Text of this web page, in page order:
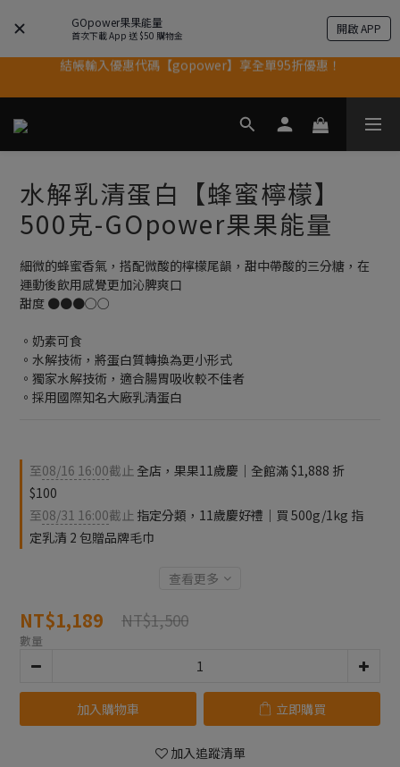
GOpower果果能量
首次下載 App 送 $50 購物金 開啟 APP
果果11歲慶｜App 下單享 5% 購物金回饋
果果11歲慶｜App 下單享 5% 購物金回饋
水解乳清蛋白【蜂蜜檸檬】
500克-GOpower果果能量
細微的蜂蜜香氣，搭配微酸的檸檬尾韻，甜中帶酸的三分糖，在
運動後飲用感覺更加沁脾爽口
甜度 ●●●○○
。奶素可食
。水解技術，將蛋白質轉換為更小形式
。獨家水解技術，適合腸胃吸收較不佳者
。採用國際知名大廠乳清蛋白
至08/16 16:00截止 全店，果果11歲慶｜全館滿 $1,888 折
$100
至08/31 16:00截止 指定分類，11歲慶好禮｜買 500g/1kg 指
定乳清 2 包贈品牌毛巾
查看更多
NT$1,189 NT$1,500
數量
加入購物車 立即購買
加入追蹤清單